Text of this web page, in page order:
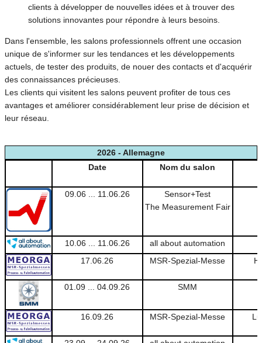
clients à développer de nouvelles idées et à trouver des
solutions innovantes pour répondre à leurs besoins.
Dans l'ensemble, les salons professionnels offrent une occasion
unique de s'informer sur les tendances et les développements
actuels, de tester des produits, de nouer des contacts et d'acquérir
des connaissances précieuses.
Les clients qui visitent les salons peuvent profiter de tous ces
avantages et améliorer considérablement leur prise de décision et
leur réseau.
2026 - Allemagne
Date
Nom du salon
09.06 ... 11.06.26
Sensor+Test
The Measurement Fair
10.06 ... 11.06.26 all about automation
17.06.26
MSR-Spezial-Messe
01.09 ... 04.09.26 SMM
16.09.26 MSR-Spezial-Messe